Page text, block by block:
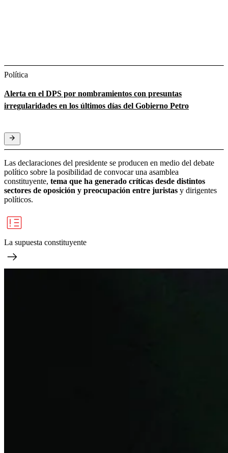
Política
Alerta en el DPS por nombramientos con presuntas
irregularidades en los últimos días del Gobierno Petro
Las declaraciones del presidente se producen en medio del debate
político sobre la posibilidad de convocar una asamblea
constituyente, tema que ha generado críticas desde distintos
sectores de oposición y preocupación entre juristas y dirigentes
políticos.
La supuesta constituyente